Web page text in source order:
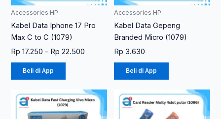
Accessories HP
Kabel Data Iphone 17 Pro
Max C to C (1079)
Rp 17.250 – Rp 22.500
Beli di App
halaman
Accessories HP
Kabel Data Gepeng
Branded Micro (1079)
Rp 3.630
Beli di App